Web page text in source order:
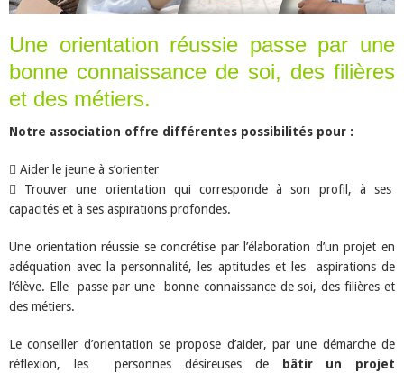
Une orientation réussie passe par une
bonne connaissance de soi, des filières
et des métiers.
Notre association offre différentes possibilités pour :
Aider le jeune à s’orienter
Trouver une orientation qui corresponde à son profil, à ses
capacités et à ses aspirations profondes.
Une orientation réussie se concrétise par l’élaboration d’un projet en
adéquation avec la personnalité, les aptitudes et les aspirations de
l’élève. Elle passe par une bonne connaissance de soi, des filières et
des métiers.
Le conseiller d’orientation se propose d’aider, par une démarche de
réflexion, les personnes désireuses de
bâtir un projet